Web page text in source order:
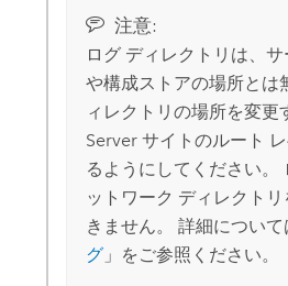
注意:
ログ ディレクトリは、
や構成ストアの場所とは
ィレクトリの場所を変更
Serverサイトのルート
るようにしてください。
ットワーク ディレクト
きません。 詳細について
グ」をご参照ください。